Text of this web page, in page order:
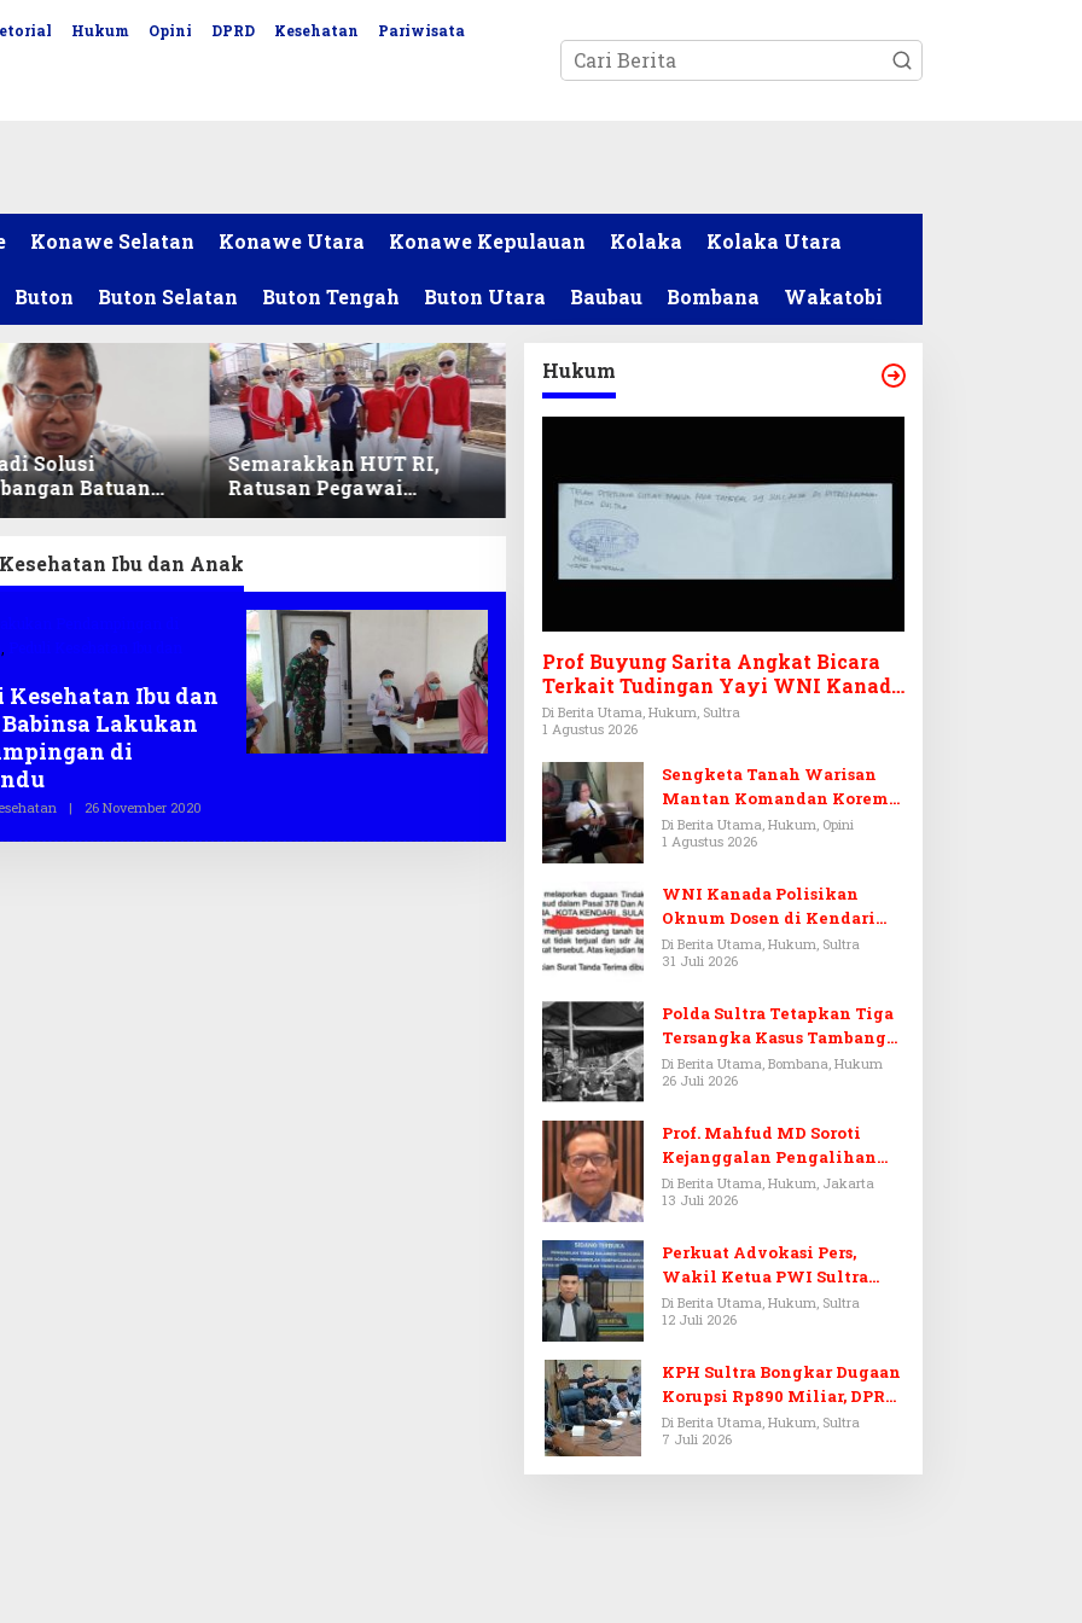
Hukum Opini DPRD Kesehatan Pariwisata
Konawe Selatan Konawe Utara Konawe Kepulauan Kolaka Kolaka Utara
Buton Buton Selatan Buton Tengah Buton Utara Baubau Bombana Wakatobi
Solusi
Batuan
ex-Golongan
Semarakkan HUT RI,
Ratusan Pegawai
Sekretariat DPRD Sultra
Ibu dan Anak
,
Kesehatan Ibu dan
Lakukan
di
| 26 November 2020
E
Hukum
Prof Buyung Sarita Angkat Bicara
Terkait Tudingan Yayi WNI Kanada
Ditagih Utang Rp3,6 Miliar
Di Berita Utama, Hukum, Sultra
1 Agustus 2026
Sengketa Tanah Warisan
Mantan Komandan Korem
143/HO, Ketika Warisan
Menjadi Arena Pemerasan
Di Berita Utama, Hukum, Opini
1 Agustus 2026
WNI Kanada Polisikan
Oknum Dosen di Kendari
Terkait Aset Puluhan Miliar
Di Berita Utama, Hukum, Sultra
31 Juli 2026
Polda Sultra Tetapkan Tiga
Tersangka Kasus Tambang
Emas Ilegal di Bombana
Di Berita Utama, Bombana, Hukum
26 Juli 2026
Prof. Mahfud MD Soroti
Kejanggalan Pengalihan
Penyelidikan Tersangka
Febrie Adriansyah
Di Berita Utama, Hukum, Jakarta
13 Juli 2026
Perkuat Advokasi Pers,
Wakil Ketua PWI Sultra
Resmi Dilantik Menjadi
Advokat PERADI
Di Berita Utama, Hukum, Sultra
12 Juli 2026
KPH Sultra Bongkar Dugaan
Korupsi Rp890 Miliar, DPRD
Sultra Gelar RDP
Di Berita Utama, Hukum, Sultra
7 Juli 2026